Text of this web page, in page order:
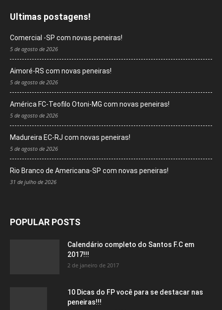
Ultimas postagens!
Comercial -SP com novas peneiras!
5 de agosto de 2026
Aimoré-RS com novas peneiras!
5 de agosto de 2026
América FC-Teofilo Otoni-MG com novas peneiras!
5 de agosto de 2026
Madureira EC-RJ com novas peneiras!
5 de agosto de 2026
Rio Branco de Americana-SP com novas peneiras!
31 de julho de 2026
POPULAR POSTS
Calendário completo do Santos F.C em
2017!!!
2 de janeiro de 2017
10 Dicas do FP você para se destacar nas
peneiras!!!